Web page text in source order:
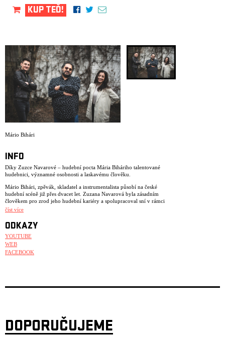
KUP TEĎ!
Mário Bihári
INFO
Díky Zuzce Navarové – hudební pocta Mária Biháriho talentované
hudebnici, významné osobnosti a laskavému člověku.
Mário Bihári, zpěvák, skladatel a instrumentalista působí na české
hudební scéně již přes dvacet let. Zuzana Navarová byla zásadním
člověkem pro zrod jeho hudební kariéry a spolupracoval sní v rámci
kapely KOA až do její smrti v roce 2004.
připomenout její písničky a nechat se inspirovat původní podobou těch
písní, jak jsme tehdy s KOA hrávali. Rádi bychom také podpořili Nadaci
Život umělce, kterou Zuzka pomáhala spoluzakládat a byla první
předsedkyní její správní rady. Díky tomu zůstává Zuzčin odkaz živý nejen
v jejích písničkách, ale i skrze její aktivity na podporu umělců a umění
Mário Bihári (akordeon, klavír, zpěv)
číst více
ODKAZY
YOUTUBE
WEB
FACEBOOK
DOPORUČUJEME